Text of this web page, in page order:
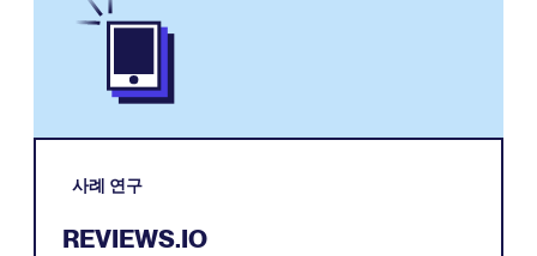
사례 연구
REVIEWS.IO